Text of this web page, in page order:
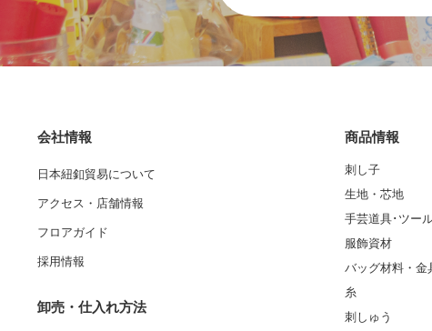
会社情報
日本紐釦貿易について
アクセス・店舗情報
フロアガイド
採用情報
卸売・仕入れ方法
商品情報
刺し子
生地・芯地
手芸道具･ツー
服飾資材
バッグ材料・金
糸
刺しゅう